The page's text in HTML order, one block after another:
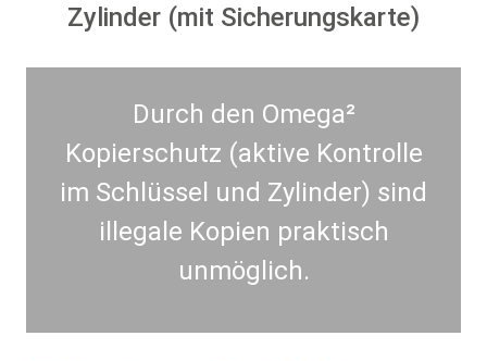
Zylinder (mit Sicherungskarte)
Durch den Omega²
Kopierschutz (aktive Kontrolle
im Schlüssel und Zylinder) sind
illegale Kopien praktisch
unmöglich.